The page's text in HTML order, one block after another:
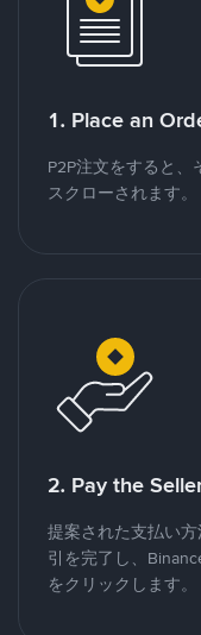
1. Place an
P2P注文をすると、
スクローされます。
2. Pay the
提案された支払い
引を完了し、
をクリックします。